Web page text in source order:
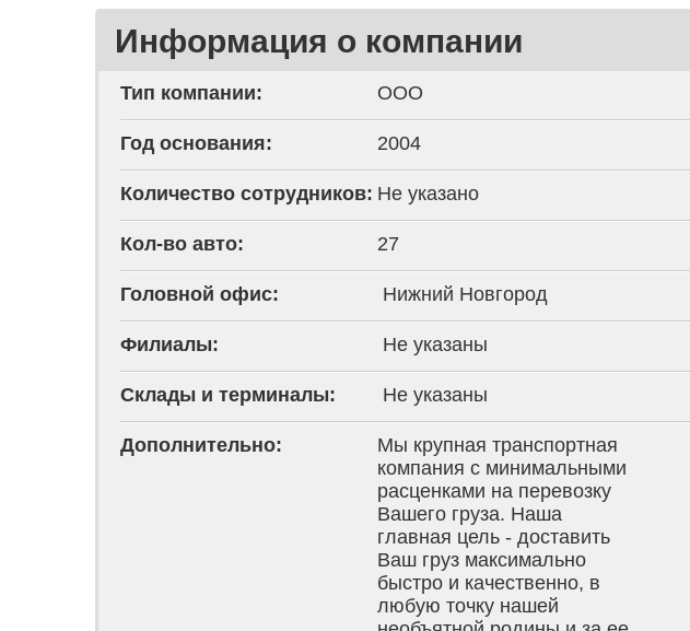
Паспорт (первая
страница)
проверено модераторами
Информация о компании
Тип компании: ООО
Год основания: 2004
Количество сотрудников: Не указано
Кол-во авто: 27
Головной офис: Нижний Новгород
Филиалы: Не указаны
Склады и терминалы: Не указаны
Дополнительно:
Мы крупная транспортная
компания с минимальными
расценками на перевозку
Вашего груза. Наша
главная цель - доставить
Ваш груз максимально
быстро и качественно, в
любую точку нашей